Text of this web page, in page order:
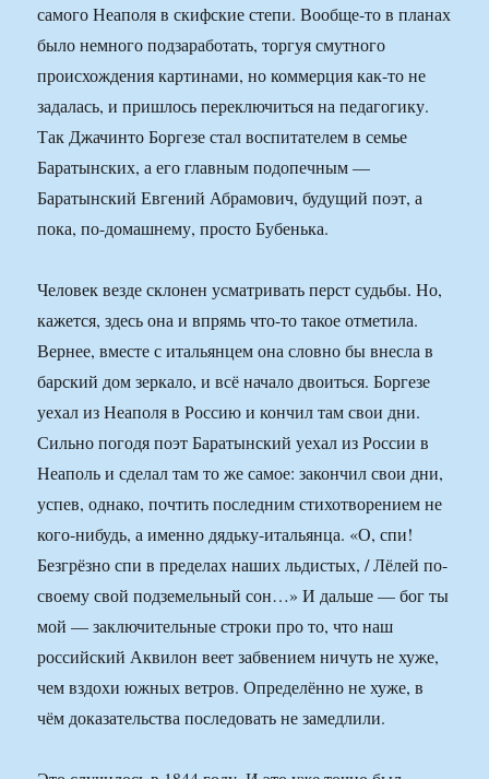
самого Неаполя в скифские степи. Вообще-то в планах
было немного подзаработать, торгуя смутного
происхождения картинами, но коммерция как-то не
задалась, и пришлось переключиться на педагогику.
Так Джачинто Боргезе стал воспитателем в семье
Баратынских, а его главным подопечным —
Баратынский Евгений Абрамович, будущий поэт, а
пока, по-домашнему, просто Бубенька.
Человек везде склонен усматривать перст судьбы. Но,
кажется, здесь она и впрямь что-то такое отметила.
Вернее, вместе с итальянцем она словно бы внесла в
барский дом зеркало, и всё начало двоиться. Боргезе
уехал из Неаполя в Россию и кончил там свои дни.
Сильно погодя поэт Баратынский уехал из России в
Неаполь и сделал там то же самое: закончил свои дни,
успев, однако, почтить последним стихотворением не
кого-нибудь, а именно дядьку-итальянца. «О, спи!
Безгрёзно спи в пределах наших льдистых, / Лёлей по-
своему свой подземельный сон…» И дальше — бог ты
мой — заключительные строки про то, что наш
российский Аквилон веет забвением ничуть не хуже,
чем вздохи южных ветров. Определённо не хуже, в
чём доказательства последовать не замедлили.